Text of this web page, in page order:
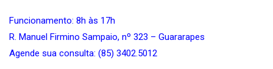
Funcionamento: 8h às 17h
R. Manuel Firmino Sampaio, nº 323 – Guararapes
Agende sua consulta: (85) 3402.5012